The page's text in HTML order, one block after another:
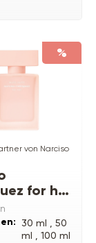
%
von Narciso
for her
EDP
30 ml , 50
ml , 100 ml